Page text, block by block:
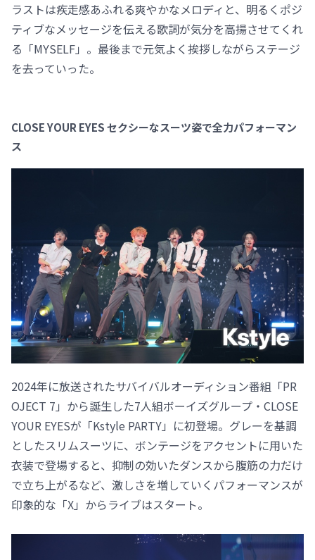
ラストは疾走感あふれる爽やかなメロディと、明るくポジ
ティブなメッセージを伝える歌詞が気分を高揚させてくれ
る「MYSELF」。最後まで元気よく挨拶しながらステージ
を去っていった。
CLOSE YOUR EYES セクシーなスーツ姿で全力パフォーマン
ス
2024年に放送されたサバイバルオーディション番組「PR
OJECT 7」から誕生した7人組ボーイズグループ・CLOSE
YOUR EYESが「Kstyle PARTY」に初登場。グレーを基調
としたスリムスーツに、ボンテージをアクセントに用いた
衣装で登場すると、抑制の効いたダンスから腹筋の力だけ
で立ち上がるなど、激しさを増していくパフォーマンスが
印象的な「X」からライブはスタート。